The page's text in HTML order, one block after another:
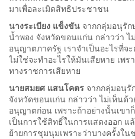
มาเพื่อละเมิดสิทธิประชาชน
นางระเบียง แข็งขัน จากกลุ่มอนุรัก
น้ำพอง จังหวัดขอนแก่น กล่าวว่า ไ
อนุญาตภาครัฐ เราจำเป็นอะไรที่จ
ไม่ใช่จะทำอะไรให้มันเสียหาย เพ
ทางราชการเสียหาย
นายสมยศ แสนโคตร จากกลุ่มอนุ
จังหวัดขอนแก่น กล่าวว่า ไม่เห็นด้
อนุญาตก่อน เพราะถ้าอย่างนั้นเข
เป็นการใช้สิทธิ์ในการแสดงออก แ
ย้ายการชุมนุมเพราะว่าบางครั้งใน